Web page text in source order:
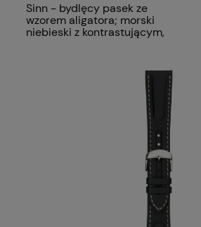
Sinn - bydlęcy pasek ze
wzorem aligatora; morski
niebieski z kontrastującym,